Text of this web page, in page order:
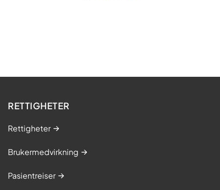
RETTIGHETER
Rettigheter
Brukermedvirkning
Pasientreiser